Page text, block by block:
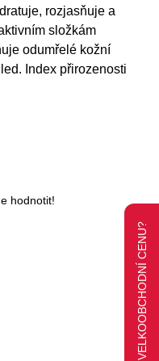
rozjasňuje a
složkám
odumřelé kožní
Index přirozenosti
hodnotit!